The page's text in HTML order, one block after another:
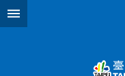
跳到主要內容區塊